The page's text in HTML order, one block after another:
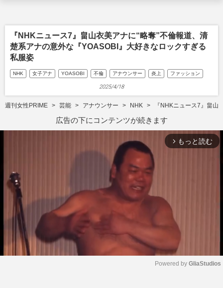
『NHKニュース7』畠山衣美アナに“略奪”不倫報道、清
楚系アナの意外な『YOASOBI』大好きなロックすぎる
私服姿
NHK 女子アナ YOASOBI 不倫 アナウンサー 炎上 ファッション
2025/4/18
週刊女性PRIME 芸能 アナウンサー NHK 『NHKニュース7』畠山
広告の下にコンテンツが続きます
arrow_forward_ios もっと読む
Powered by GliaStudios